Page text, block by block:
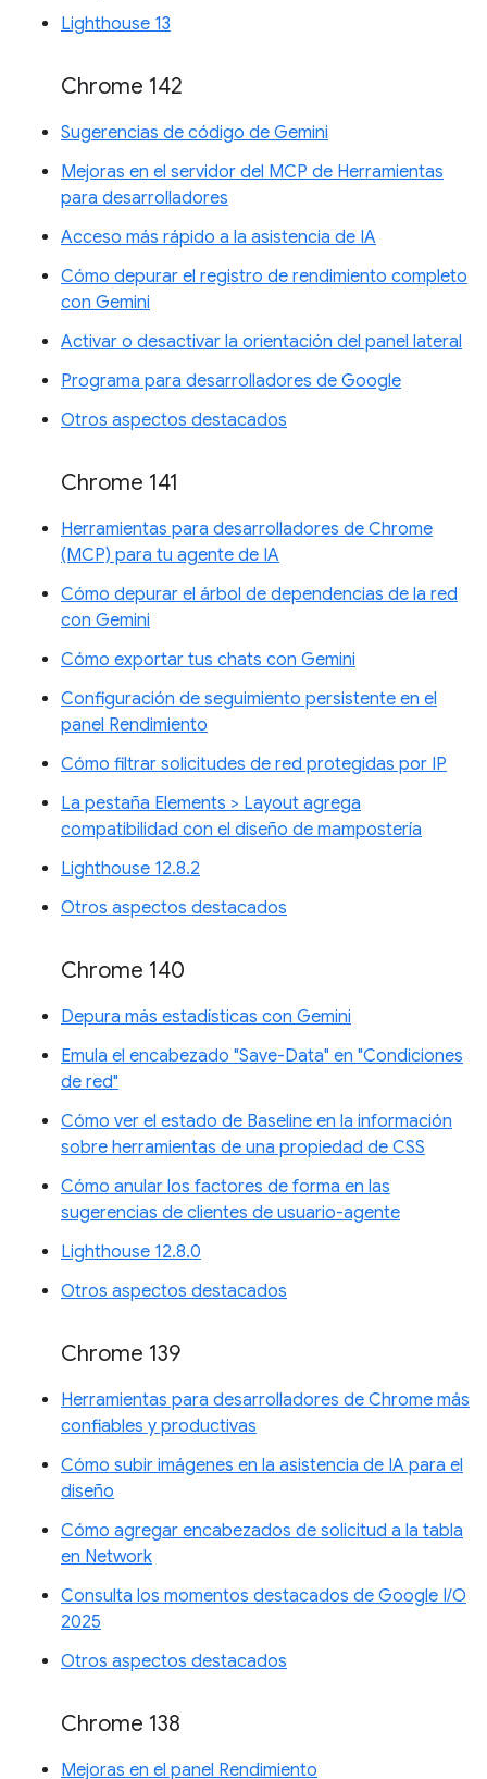
Lighthouse 13
Chrome 142
Sugerencias de código de Gemini
Mejoras en el servidor del MCP de Herramientas
para desarrolladores
Acceso más rápido a la asistencia de IA
Cómo depurar el registro de rendimiento completo
con Gemini
Activar o desactivar la orientación del panel lateral
Programa para desarrolladores de Google
Otros aspectos destacados
Chrome 141
Herramientas para desarrolladores de Chrome
(MCP) para tu agente de IA
Cómo depurar el árbol de dependencias de la red
con Gemini
Cómo exportar tus chats con Gemini
Configuración de seguimiento persistente en el
panel Rendimiento
Cómo filtrar solicitudes de red protegidas por IP
La pestaña Elements > Layout agrega
compatibilidad con el diseño de mampostería
Lighthouse 12.8.2
Otros aspectos destacados
Chrome 140
Depura más estadísticas con Gemini
Emula el encabezado "Save-Data" en "Condiciones
de red"
Cómo ver el estado de Baseline en la información
sobre herramientas de una propiedad de CSS
Cómo anular los factores de forma en las
sugerencias de clientes de usuario-agente
Lighthouse 12.8.0
Otros aspectos destacados
Chrome 139
Herramientas para desarrolladores de Chrome más
confiables y productivas
Cómo subir imágenes en la asistencia de IA para el
diseño
Cómo agregar encabezados de solicitud a la tabla
en Network
Consulta los momentos destacados de Google I/O
2025
Otros aspectos destacados
Chrome 138
Mejoras en el panel Rendimiento